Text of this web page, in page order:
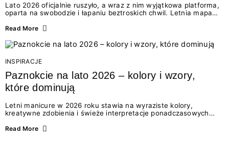
Lato 2026 oficjalnie ruszyło, a wraz z nim wyjątkowa platforma,
oparta na swobodzie i łapaniu beztroskich chwil. Letnia mapa
doświadczenia wakacji – od spontanicznych wyjazdów, przez
Motywem przewodnim jest eksplorowanie i kolekcjonowanie
letnich momentów. Z tej okazji przygotowaliśmy coś absolutnie
wyjątkowego: wielki konkurs z wakacje.pl oraz dawkę
najgorętszych trendów w...
Read More
INSPIRACJE
Paznokcie na lato 2026 – kolory i wzory,
które dominują
Letni manicure w 2026 roku stawia na wyraziste kolory,
kreatywne zdobienia i świeże interpretacje ponadczasowych
zarówno energetycznych odcieni inspirowanych wakacjami, jak
Read More